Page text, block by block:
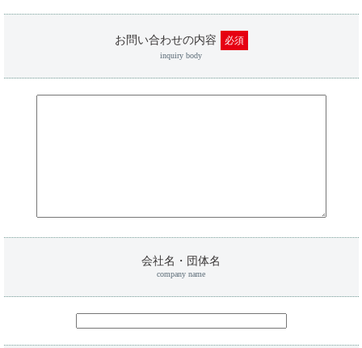
お問い合わせの内容 必須
inquiry body
会社名・団体名
company name